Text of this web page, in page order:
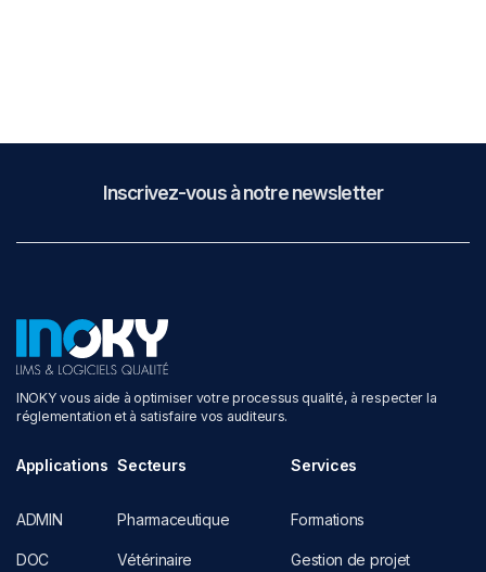
Inscrivez-vous à notre newsletter
INOKY vous aide à optimiser votre processus qualité, à respecter la
réglementation et à satisfaire vos auditeurs.
Applications
ADMIN
DOC
Secteurs
Pharmaceutique
Vétérinaire
Services
Formations
Gestion de projet